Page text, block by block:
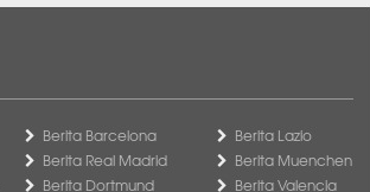
Berita Barcelona
Berita Real Madrid
Berita Dortmund
Berita Lazio
Berita Muenchen
Berita Valencia